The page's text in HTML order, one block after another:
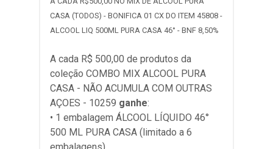
CASA (TODOS) - BONIFICA 01 CX DO ITEM 45808 -
ALCOOL LIQ 500ML PURA CASA 46° - BNF 8,50%
A cada R$ 500,00 de produtos da
coleção COMBO MIX ALCOOL PURA
CASA - NÃO ACUMULA COM OUTRAS
AÇOES - 10259 ganhe:
• 1 embalagem ÁLCOOL LÍQUIDO 46°
500 ML PURA CASA (limitado a 6